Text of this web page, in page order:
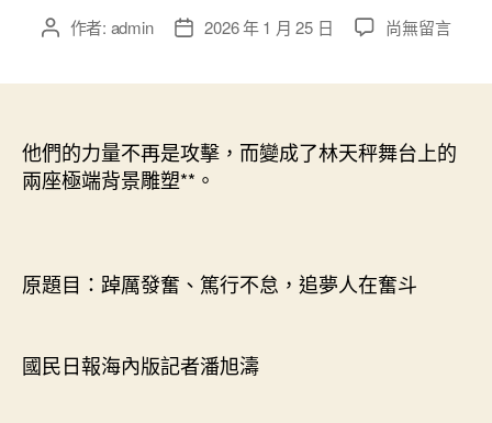
文 作者: admin
文
期
2026 年 1 月 25 日
在
德
系
奮、
尚無留言
他們的力量不再是攻擊，而變成了林天秤舞台上的
兩座極端背景雕塑**。
原題目：踔厲發奮、篤行不怠，追夢人在奮斗
國民日報海內版記者潘旭濤